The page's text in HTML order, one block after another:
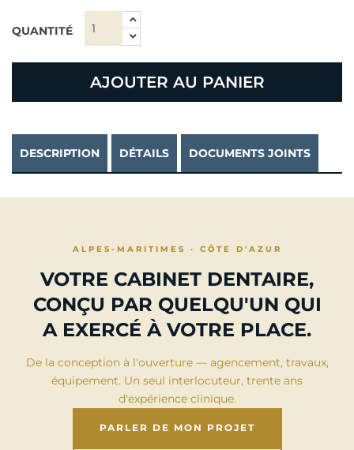
QUANTITÉ
AJOUTER AU PANIER
DESCRIPTION DÉTAILS DOCUMENTS JOINTS
ALPES-MARITIMES · CÔTE D'AZUR
VOTRE CABINET DENTAIRE,
CONÇU PAR QUELQU'UN QUI
A EXERCÉ À VOTRE PLACE.
De la conception à l'ouverture — agencement, travaux,
équipement. Un seul interlocuteur, trente ans
d'expérience clinique.
PARLER DE MON PROJET